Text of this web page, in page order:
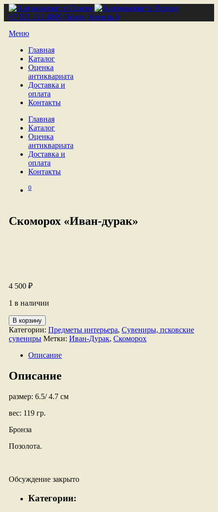
+7 921 212 4809 Псков, Кремль 6
Меню
Главная
Каталог
Оценка
антиквариата
Доставка и
оплата
Контакты
Главная
Каталог
Оценка
антиквариата
Доставка и
оплата
Контакты
0
Скоморох «Иван-дурак»
4 500 ₽
1 в наличии
Количество
товара
Скоморох
"Иван-
дурак"
В корзину
Категории: Предметы интерьера, Сувениры, псковские
сувениры Метки: Иван-Дурак, Скоморох
Описание
Описание
размер: 6.5/ 4.7 см
вес: 119 гр.
Бронза
Позолота.
Обсуждение закрыто
Категории: